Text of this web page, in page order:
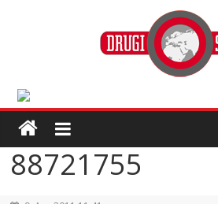
88721755